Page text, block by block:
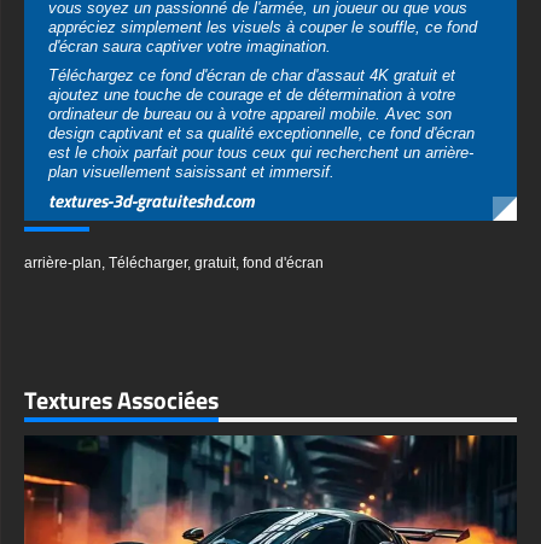
Téléchargez ce fond d'écran de char d'assaut 4K gratuit et
ajoutez une touche de courage et de détermination à votre
ordinateur de bureau ou à votre appareil mobile. Avec son
design captivant et sa qualité exceptionnelle, ce fond d'écran
est le choix parfait pour tous ceux qui recherchent un arrière-
plan visuellement saisissant et immersif.
textures-3d-gratuiteshd.com
arrière-plan,Télécharger,gratuit,fond d'écran